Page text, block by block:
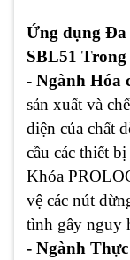
Ứng dụng
SBL51
- Ngành Hóa
sản xuất và
diện của chất
cầu các thiết
Khóa
vệ các nút
tình gây nguy
- Ngành